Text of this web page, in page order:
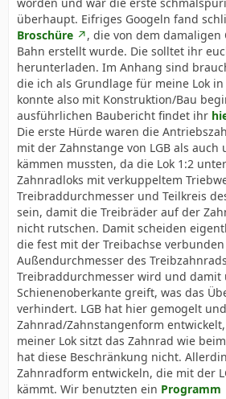
überhaupt. Eifriges Googeln fand
Broschüre
, die von dem
Bahn erstellt wurde. Die solltet ihr
herunterladen. Im Anhang sind
die ich als Grundlage für meine Lok
konnte also mit Konstruktion/Bau
ausführlichen Baubericht findet ihr
Die erste Hürde waren die
mit der Zahnstange von LGB als
kämmen mussten, da die Lok 1:2
Zahnradloks mit verkuppeltem
Treibraddurchmesser und Teilkreis
sein, damit die Treibräder auf der
nicht rutschen. Damit scheiden
die fest mit der Treibachse
Außendurchmesser des
Treibraddurchmesser wird und damit
Schienenoberkante greift, was das
verhindert. LGB hat hier gemogelt
Zahnrad/Zahnstangenform
meiner Lok sitzt das Zahnrad wie
hat diese Beschränkung nicht.
Zahnradform entwickeln, die mit der
kämmt. Wir benutzten ein Programm